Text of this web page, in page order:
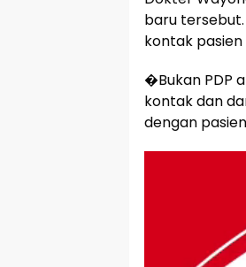
baru
kontak
�Bukan PDP
kontak dan
dengan